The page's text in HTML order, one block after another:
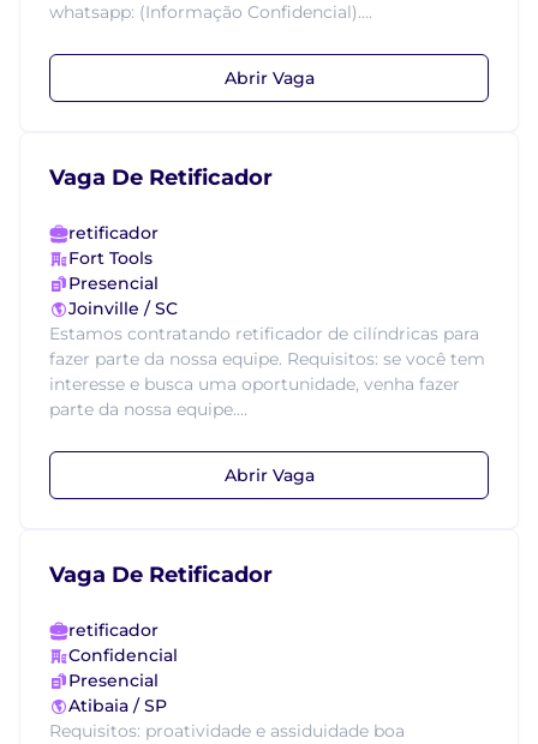
whatsapp: (Informação Confidencial)....
Abrir Vaga
Vaga De Retificador
retificador
Fort Tools
Presencial
Joinville / SC
Estamos contratando retificador de cilíndricas para
fazer parte da nossa equipe. Requisitos: se você tem
interesse e busca uma oportunidade, venha fazer
parte da nossa equipe....
Abrir Vaga
Vaga De Retificador
retificador
Confidencial
Presencial
Atibaia / SP
Requisitos: proatividade e assiduidade boa